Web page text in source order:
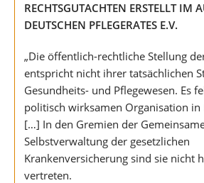
RECHTSGUTACHTEN ERSTELLT IM
DEUTSCHEN PFLEGERATES E.V.
„Die öffentlich-rechtliche Stellung
entspricht nicht ihrer tatsächlichen
Gesundheits- und Pflegewesen. Es
politisch wirksamen Organisation in
[…] In den Gremien der
Selbstverwaltung der gesetzlichen
Krankenversicherung sind sie nicht
vertreten.